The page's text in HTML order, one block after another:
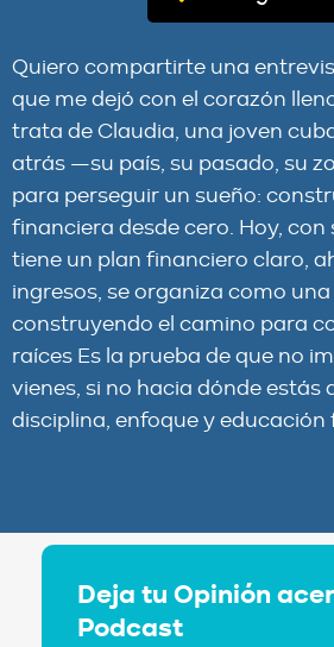
Quiero compartirte una
que me dejó con el corazón
trata de Claudia, una joven
atrás —su país, su pasado, su
para perseguir un sueño:
financiera desde cero. Hoy, con
tiene un plan financiero claro,
ingresos, se organiza como
construyendo el camino para
raíces Es la prueba de que no
vienes, si no hacia dónde estás
disciplina, enfoque y educación
Deja tu Opinión
Podcast